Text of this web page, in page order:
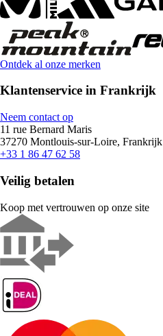
Ontdek al onze merken
Klantenservice in Frankrijk
Neem contact op
11 rue Bernard Maris
37270 Montlouis-sur-Loire, Frankrijk
+33 1 86 47 62 58
Veilig betalen
Koop met vertrouwen op onze site